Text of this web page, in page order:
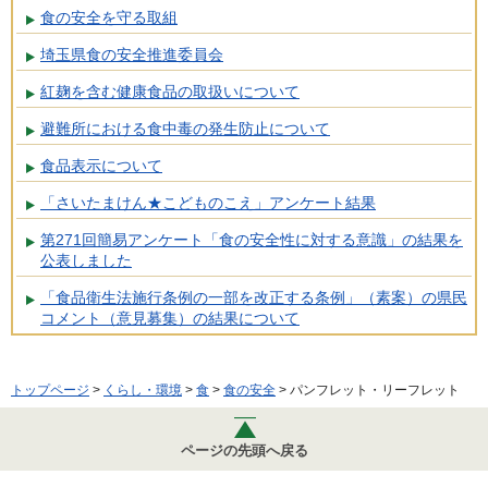
食の安全を守る取組
埼玉県食の安全推進委員会
紅麹を含む健康食品の取扱いについて
避難所における食中毒の発生防止について
食品表示について
「さいたまけん★こどものこえ」アンケート結果
第271回簡易アンケート「食の安全性に対する意識」の結果を
公表しました
「食品衛生法施行条例の一部を改正する条例」（素案）の県民
コメント（意見募集）の結果について
トップページ > くらし・環境 > 食 > 食の安全 > パンフレット・リーフレット
ページの先頭へ戻る